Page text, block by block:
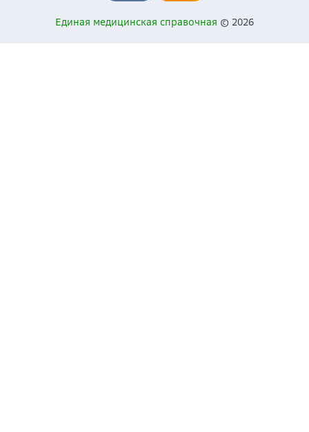
Единая медицинская справочная © 2026